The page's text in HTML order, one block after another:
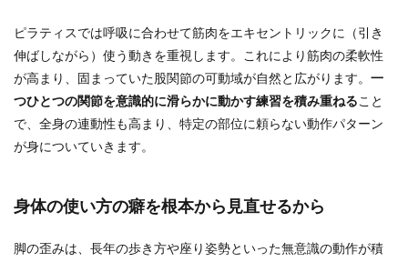
ピラティスでは呼吸に合わせて筋肉をエキセントリックに（引き
伸ばしながら）使う動きを重視します。これにより筋肉の柔軟性
が高まり、固まっていた股関節の可動域が自然と広がります。 一
つひとつの関節を意識的に滑らかに動かす練習を積み重ねること
で、全身の連動性も高まり、特定の部位に頼らない動作パターン
が身についていきます。
身体の使い方の癖を根本から見直せるから
脚の歪みは、長年の歩き方や座り姿勢といった無意識の動作が積